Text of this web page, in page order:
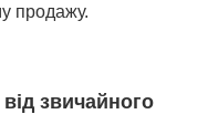
продажу.
звичайного